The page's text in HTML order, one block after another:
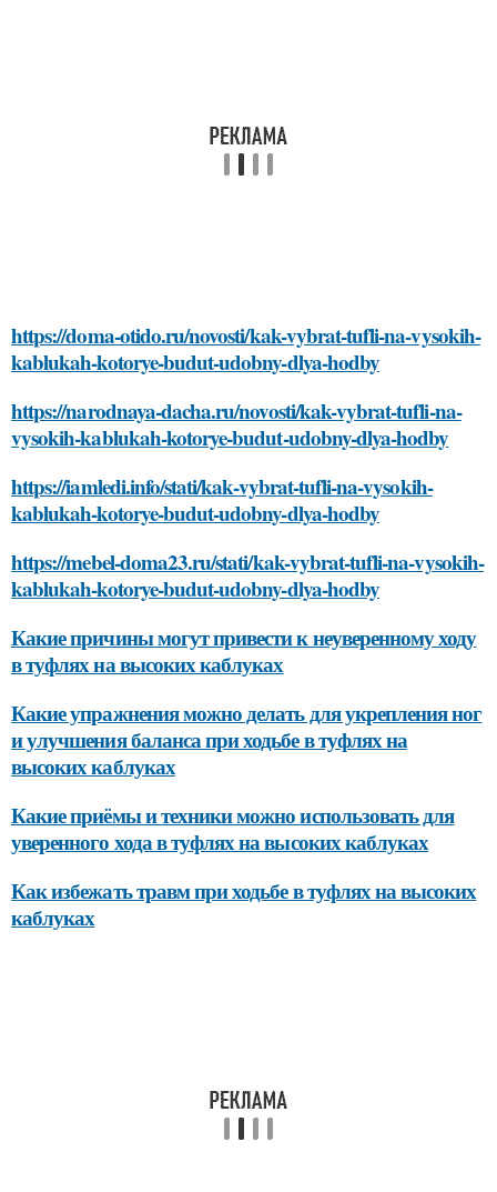
https://doma-otido.ru/novosti/kak-vybrat-tufli-na-vysokih-
kablukah-kotorye-budut-udobny-dlya-hodby
https://narodnaya-dacha.ru/novosti/kak-vybrat-tufli-na-
vysokih-kablukah-kotorye-budut-udobny-dlya-hodby
https://iamledi.info/stati/kak-vybrat-tufli-na-vysokih-
kablukah-kotorye-budut-udobny-dlya-hodby
https://mebel-doma23.ru/stati/kak-vybrat-tufli-na-vysokih-
kablukah-kotorye-budut-udobny-dlya-hodby
Какие причины могут привести к неуверенному ходу
в туфлях на высоких каблуках
Какие упражнения можно делать для укрепления ног
и улучшения баланса при ходьбе в туфлях на
высоких каблуках
Какие приёмы и техники можно использовать для
уверенного хода в туфлях на высоких каблуках
Как избежать травм при ходьбе в туфлях на высоких
каблуках